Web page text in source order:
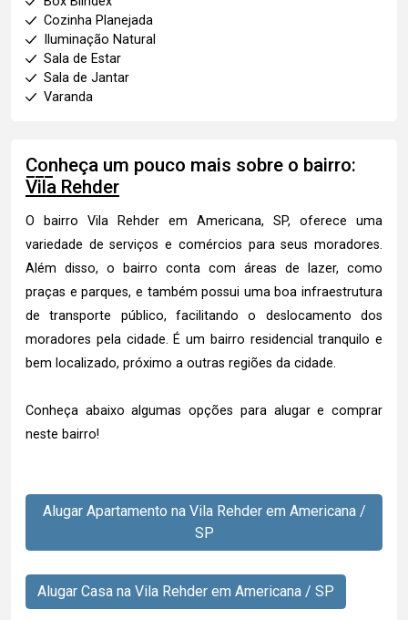
Cozinha Planejada
Iluminação Natural
Sala de Estar
Sala de Jantar
Varanda
Conheça um pouco mais sobre o bairro:
Vila Rehder
O bairro Vila Rehder em Americana, SP, oferece uma
variedade de serviços e comércios para seus moradores.
Além disso, o bairro conta com áreas de lazer, como
praças e parques, e também possui uma boa infraestrutura
de transporte público, facilitando o deslocamento dos
moradores pela cidade. É um bairro residencial tranquilo e
bem localizado, próximo a outras regiões da cidade.
Conheça abaixo algumas opções para alugar e comprar
neste bairro!
Alugar Apartamento na Vila Rehder em Americana /
SP
Alugar Casa na Vila Rehder em Americana / SP